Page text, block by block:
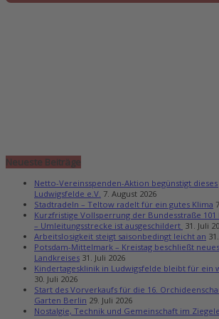
Neueste Beiträge
Netto-Vereinsspenden-Aktion begünstigt
Ludwigsfelde e.V. 7. August 2026
Stadtradeln – Teltow radelt für ein gutes Klima
Kurzfristige Vollsperrung der Bundesstraße 101
– Umleitungsstrecke ist ausgeschildert 31. Juli
Arbeitslosigkeit steigt saisonbedingt leicht an
Potsdam-Mittelmark – Kreistag beschließt
Landkreises 31. Juli 2026
Kindertagesklinik in Ludwigsfelde bleibt für ein
30. Juli 2026
Start des Vorverkaufs für die 16.
Garten Berlin 29. Juli 2026
Nostalgie, Technik und Gemeinschaft im